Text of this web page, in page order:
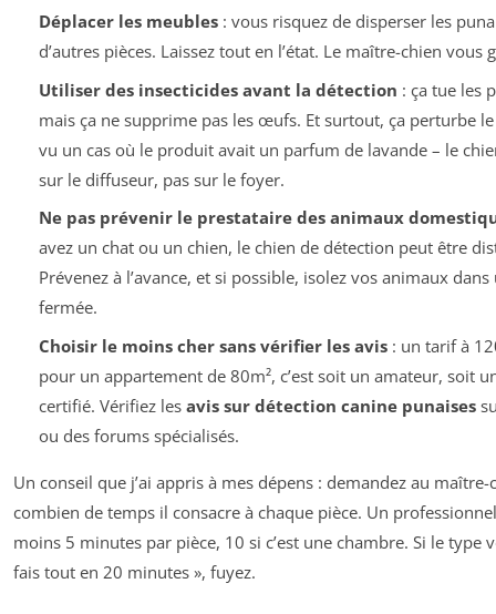
Déplacer les meubles: vous risquez de disperser les
d’autres pièces. Laissez tout en l’état. Le maître-chien vous
Utiliser des insecticides avant la détection : ça tue les
mais ça ne supprime pas les œufs. Et surtout, ça perturbe le
vu un cas où le produit avait un parfum de lavande – le
sur le diffuseur, pas sur le foyer.
Ne pas prévenir le prestataire des animaux
avez un chat ou un chien, le chien de détection peut être
Prévenez à l’avance, et si possible, isolez vos animaux dans
fermée.
Choisir le moins cher sans vérifier les avis: un tarif à
pour un appartement de 80m², c’est soit un amateur, soit
certifié. Vérifiez les avis sur détection canine punaises
ou des forums spécialisés.
Un conseil que j’ai appris à mes dépens : demandez au maître-
combien de temps il consacre à chaque pièce. Un
moins 5 minutes par pièce, 10 si c’est une chambre. Si le type
fais tout en 20 minutes », fuyez.